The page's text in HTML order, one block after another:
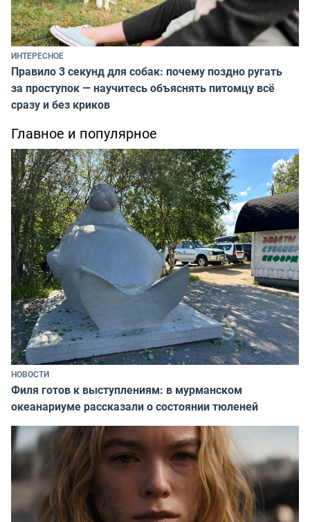
ИНТЕРЕСНОЕ
Правило 3 секунд для собак: почему поздно ругать
за проступок — научитесь объяснять питомцу всё
сразу и без криков
Главное и популярное
НОВОСТИ
Филя готов к выступлениям: в мурманском
океанариуме рассказали о состоянии тюленей